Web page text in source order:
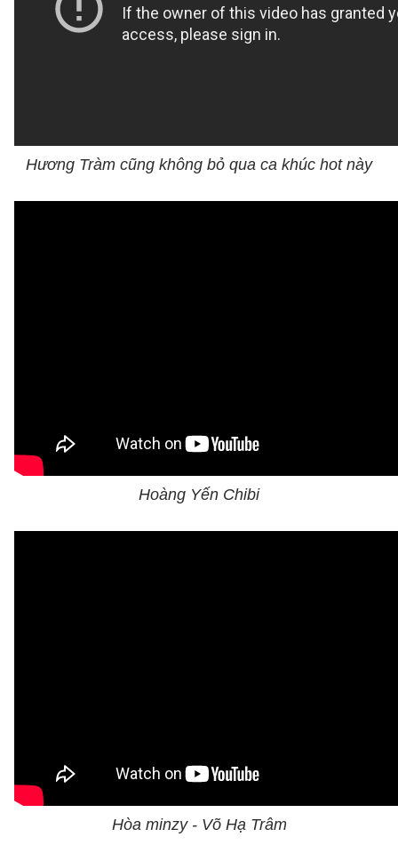
Hương Tràm cũng không bỏ qua ca khúc hot này
Hoàng Yến Chibi
Hòa minzy - Võ Hạ Trâm